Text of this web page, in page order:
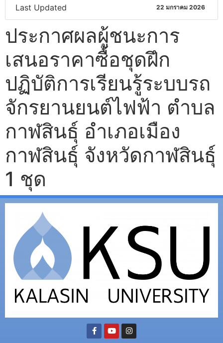
Last Updated 22 มกราคม 2026
ประกาศผลผู้ชนะการ
เสนอราคาซื้อชุดฝึก
ปฏิบัติการเรียนรู้ระบบรถ
จักรยานยนต์ไฟฟ้า ตำบล
กาฬสินธุ์ อำเภอเมือง
กาฬสินธุ์ จังหวัดกาฬสินธุ์
1 ชุด